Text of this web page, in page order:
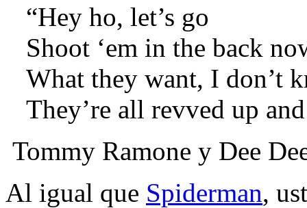
“Hey ho, let’s go
Shoot ‘em in the back
What they want, I don’t
They’re all revved up
Tommy Ramone y Dee
Al igual que Spiderman,